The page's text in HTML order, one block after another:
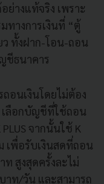
างแท้จริง เพราะ
ทางการเงินที่ “ตู้
ทั้งฝาก-โอน-ถอน
ชีธนาคาร
อนเงินโดยไม่ต้อง
เลือกบัญชีที่ใช้ถอน
จากนั้นใช้ K
เพื่อรับเงินสดที่ถอน
สูงสุดครั้งละไม่
าท/วัน และสามารถ